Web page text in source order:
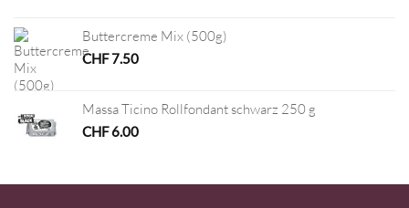
Buttercreme Mix (500g)
CHF7.50
Massa Ticino Rollfondant schwarz 250 g
CHF6.00